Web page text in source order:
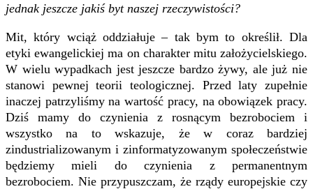
jednak jeszcze jakiś byt naszej rzeczywistości?
Mit, który wciąż oddziałuje – tak bym to określił. Dla
etyki ewangelickiej ma on charakter mitu założycielskiego.
W wielu wypadkach jest jeszcze bardzo żywy, ale już nie
stanowi pewnej teorii teologicznej. Przed laty zupełnie
inaczej patrzyliśmy na wartość pracy, na obowiązek pracy.
Dziś mamy do czynienia z rosnącym bezrobociem i
wszystko na to wskazuje, że w coraz bardziej
zindustrializowanym i zinformatyzowanym społeczeństwie
będziemy mieli do czynienia z permanentnym
bezrobociem. Nie przypuszczam, że rządy europejskie czy